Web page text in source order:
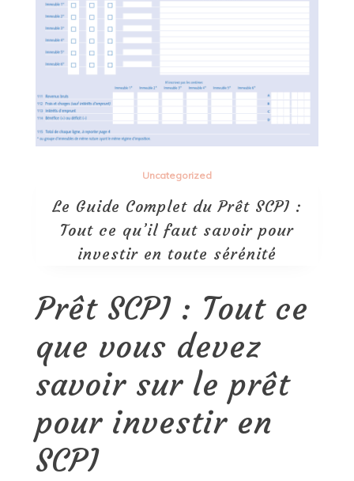
Uncategorized
Le Guide Complet du Prêt SCPI :
Tout ce qu’il faut savoir pour
investir en toute sérénité
Prêt SCPI : Tout ce
que vous devez
savoir sur le prêt
pour investir en
SCPI